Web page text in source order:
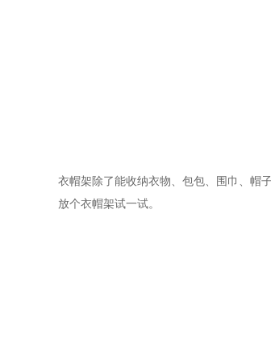
衣帽架除了能收纳衣物、包包、围巾、帽
放个衣帽架试一试。